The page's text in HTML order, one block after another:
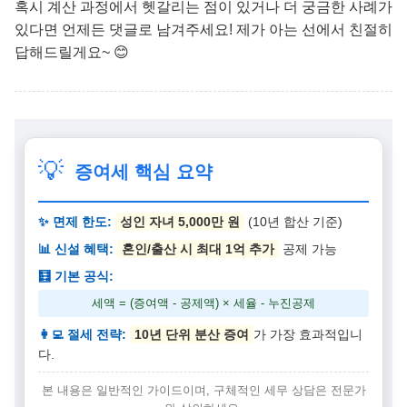
혹시 계산 과정에서 헷갈리는 점이 있거나 더 궁금한 사례가
있다면 언제든 댓글로 남겨주세요! 제가 아는 선에서 친절히
답해드릴게요~ 😊
💡 증여세 핵심 요약
✨ 면제 한도: 성인 자녀 5,000만 원
(10년 합산 기준)
📊 신설 혜택:
혼인/출산 시 최대 1억 추가
공제 가능
🧮 기본 공식:
세액 = (증여액 - 공제액) × 세율 - 누진공제
👩‍💻 절세 전략: 10년 단위 분산 증여 가 가장 효과적입니
다.
본 내용은 일반적인 가이드이며, 구체적인 세무 상담은 전문가